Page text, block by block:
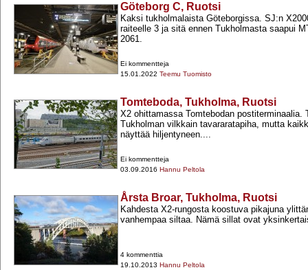
Göteborg C, Ruotsi
Kaksi tukholmalaista Göteborgissa. SJ:n
raiteelle 3 ja sitä ennen Tukholmasta saapui
2061.
Ei kommentteja
15.01.2022 Teemu Tuomisto
Tomteboda, Tukholma, Ruotsi
X2 ohittamassa Tomtebodan postiterminaalia.
Tukholman vilkkain tavararatapiha, mutta
näyttää hiljentyneen....
Ei kommentteja
03.09.2016 Hannu Peltola
Årsta Broar, Tukholma, Ruotsi
Kahdesta X2-​rungosta koostuva pikajuna
vanhempaa siltaa. Nämä sillat ovat
4 kommenttia
19.10.2013 Hannu Peltola